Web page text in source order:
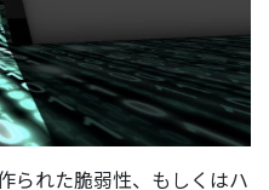
られた脆弱性、もしくはハ